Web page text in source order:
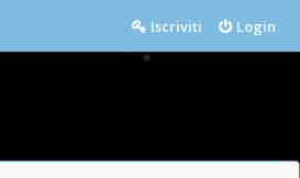
Login
Iscriviti